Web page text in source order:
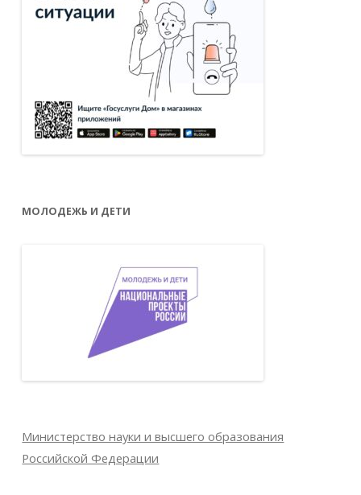
МОЛОДЕЖЬ И ДЕТИ
Министерство науки и высшего образования
Российской Федерации